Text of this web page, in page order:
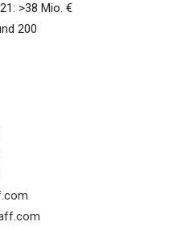
>38 Mio. €
200